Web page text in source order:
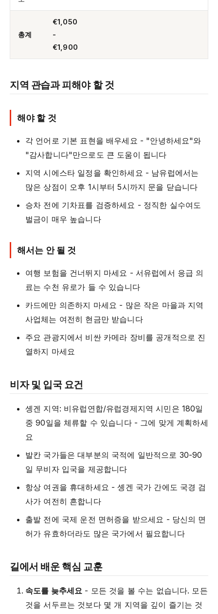
총계
€1,050
-
€1,900
지역 관습과 피해야 할 것
해야 할 것
각 언어로 기본 표현을 배우세요 - "안녕하세요"와
"감사합니다"만으로도 큰 도움이 됩니다
지역 시에스타 일정을 확인하세요 - 남유럽에서는
많은 상점이 오후 1시부터 5시까지 문을 닫습니다
승차 전에 기차표를 검증하세요 - 정직한 실수여도
벌금이 매우 높습니다
해서는 안 될 것
여행 보험을 건너뛰지 마세요 - 서유럽에서 응급 의
료는 수천 유로가 들 수 있습니다
카드에만 의존하지 마세요 - 많은 작은 마을과 지역
사업체는 여전히 현금만 받습니다
주요 관광지에서 비싼 카메라 장비를 공개적으로 진
열하지 마세요
비자 및 입국 요건
솅겐 지역: 비유럽연합/유럽경제지역 시민은 180일
중 90일을 체류할 수 있습니다 - 그에 맞게 계획하세
요
발칸 국가들은 대부분의 국적에 일반적으로 30-90
일 무비자 입국을 제공합니다
항상 여권을 휴대하세요 - 솅겐 국가 간에도 국경 검
사가 여전히 흔합니다
출발 전에 국제 운전 면허증을 받으세요 - 당신의 면
허가 유효하더라도 많은 국가에서 필요합니다
길에서 배운 핵심 교훈
속도를 늦추세요 - 모든 것을 볼 수는 없습니다. 모든
것을 서두르는 것보다 몇 개 지역을 깊이 즐기는 것